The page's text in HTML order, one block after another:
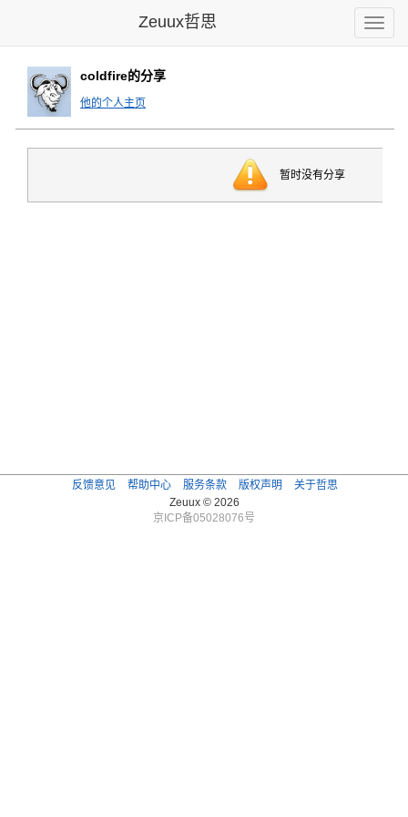
Toggle
Zeuux哲思
coldfire的分享
他的个人主页
暂时没有分享
反馈意见 帮助中心 服务条款 版权声明
关于哲思
Zeuux © 2026
京ICP备05028076号